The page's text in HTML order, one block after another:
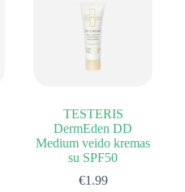
TESTERIS
DermEden DD
Medium veido kremas
su SPF50
€1.99